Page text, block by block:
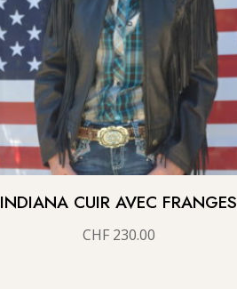
INDIANA CUIR AVEC FRANGES
CHF230.00